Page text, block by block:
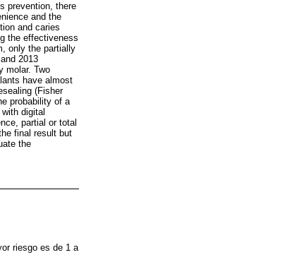
prevention, there
and the
and caries
the effectiveness
only the partially
2013
molar. Two
have almost
(Fisher
probability of a
digital
partial or total
final result but
the
riesgo es de 1 a